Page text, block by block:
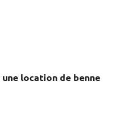
une location de benne